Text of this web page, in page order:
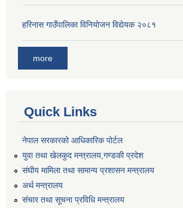
हरिनास गाउँपालिका विनियोजन विद्येयक २०८१
more
Quick Links
नेपाल सरकारको आधिकारिक पोर्टल
युवा तथा खेलकुद मन्त्रालय,गण्डकी प्रदेश
संघीय मामिला तथा सामान्य प्रशासन मन्त्रालय
अर्थ मन्त्रालय
संचार तथा सूचना प्रविधि मन्त्रालय